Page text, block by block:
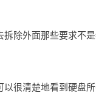
拆除外面那些要求不
很清楚地看到硬盘